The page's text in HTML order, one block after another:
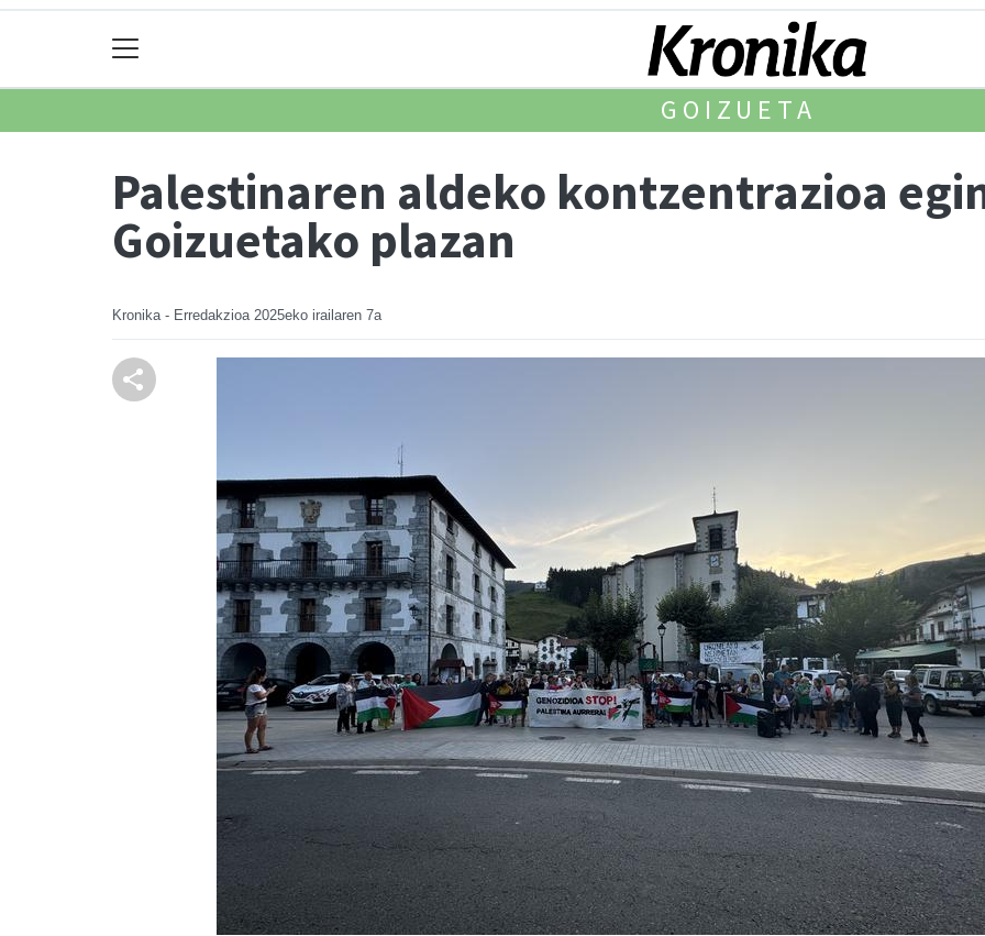
GOIZUETA
Palestinaren aldeko kontzentrazioa
Goizuetako plazan
Kronika - Erredakzioa 2025eko irailaren 7a